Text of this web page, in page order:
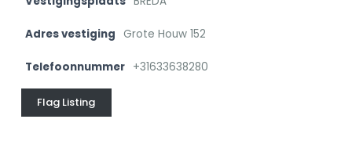
Adres vestiging Grote Houw 152
Telefoonnummer +31633638280
Flag Listing